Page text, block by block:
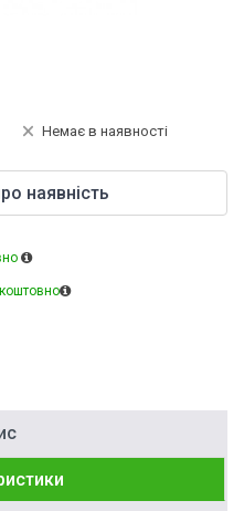
Немає в наявності
наявність